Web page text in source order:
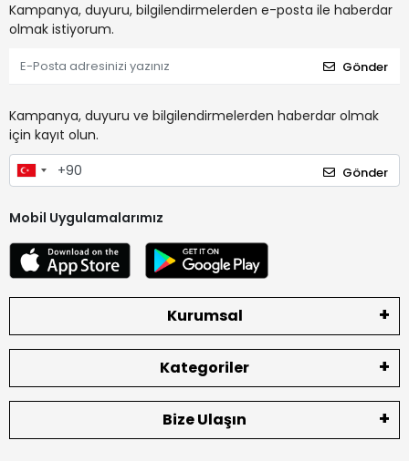
Kampanya, duyuru, bilgilendirmelerden e-posta ile haberdar
olmak istiyorum.
Gönder
Kampanya, duyuru ve bilgilendirmelerden haberdar olmak
için kayıt olun.
Gönder
Mobil Uygulamalarımız
Kurumsal
Kategoriler
Bize Ulaşın